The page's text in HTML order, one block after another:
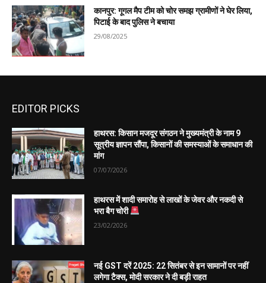
कानपुर: गूगल मैप टीम को चोर समझ ग्रामीणों ने घेर लिया,
पिटाई के बाद पुलिस ने बचाया
29/08/2025
EDITOR PICKS
हाथरस: किसान मजदूर संगठन ने मुख्यमंत्री के नाम 9
सूत्रीय ज्ञापन सौंपा, किसानों की समस्याओं के समाधान की
मांग
07/07/2026
हाथरस में शादी समारोह से लाखों के जेवर और नकदी से
भरा बैग चोरी
23/02/2026
नई GST दरें 2025: 22 सितंबर से इन सामानों पर नहीं
लगेगा टैक्स, मोदी सरकार ने दी बड़ी राहत